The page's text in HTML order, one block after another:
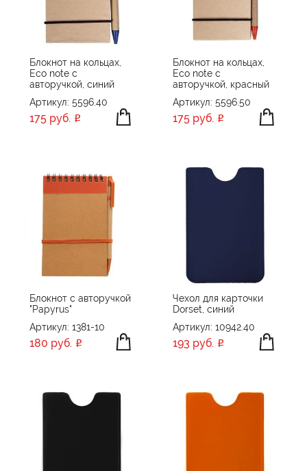
Cacharel
CERRUTI 1881
Chili
Hard Work
Matteo Tantini
Molti
Portobello Подарочные наборы
Portobello Рюкзаки, Сумки, Чехлы
POWERFOLIO
William Lloyd
ЦВЕТ
Блокнот на кольцах,
Eco note с
авторучкой, синий
Артикул: 5596.40
175 руб.
Блокнот на кольцах,
Eco note с
авторучкой, красный
Артикул: 5596.50
175 руб.
Блокнот с авторучкой
"Papyrus"
Артикул: 1381-10
180 руб.
Чехол для карточки
Dorset, синий
Артикул: 10942.40
193 руб.